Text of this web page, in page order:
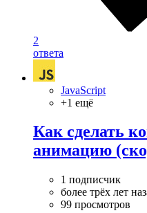
2
ответа
JavaScript
+1 ещё
Как сделать
анимацию
1 подписчик
более трёх лет
99 просмотров